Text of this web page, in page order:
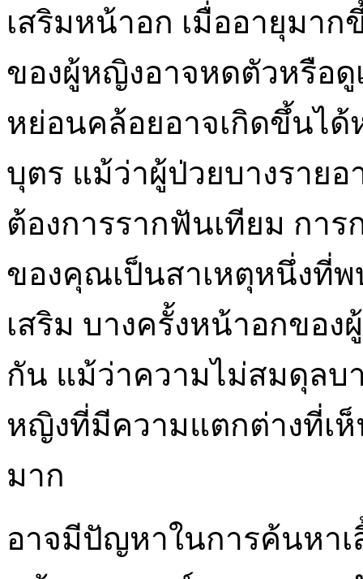
เสริมหน้าอก เมื่ออายุมา
ของผู้หญิงอาจหดตัวหรือ
หย่อนคล้อยอาจเกิดขึ้นไ
บุตร แม้ว่าผู้ป่วยบางราย
ต้องการรากฟันเทียม กา
ของคุณเป็นสาเหตุหนึ่งที่
เสริม บางครั้งหน้าอกขอ
กัน แม้ว่าความไม่สมดุลบ
หญิงที่มีความแตกต่างที่เ
มาก
อาจมีปัญหาในการค้นหาเ